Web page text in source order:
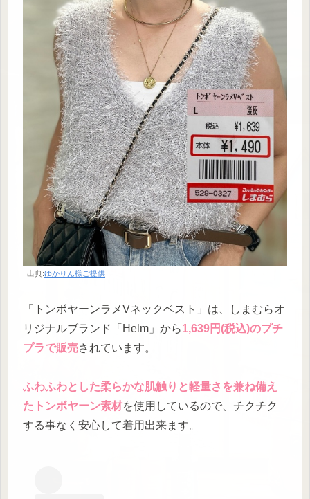
出典:ゆかりん様ご提供
「トンボヤーンラメVネックベスト」は、しまむらオ
リジナルブランド「Helm」から1,639円(税込)のプチ
プラで販売されています。
ふわふわとした柔らかな肌触りと軽量さを兼ね備え
たトンボヤーン素材を使用しているので、チクチク
する事なく安心して着用出来ます。